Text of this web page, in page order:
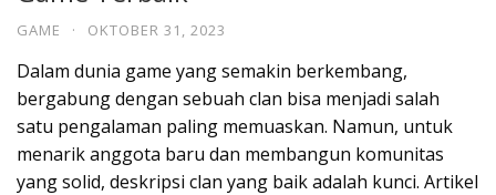
GAME · OKTOBER 31, 2023
Dalam dunia game yang semakin berkembang,
bergabung dengan sebuah clan bisa menjadi salah
satu pengalaman paling memuaskan. Namun, untuk
menarik anggota baru dan membangun komunitas
yang solid, deskripsi clan yang baik adalah kunci. Artikel